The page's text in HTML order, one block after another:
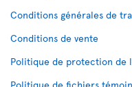
Conditions générales de
Conditions de vente
Politique de protection de